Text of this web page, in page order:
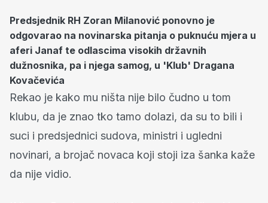
Predsjednik RH Zoran Milanović ponovno je
odgovarao na novinarska pitanja o puknuću mjera u
aferi Janaf te odlascima visokih državnih
dužnosnika, pa i njega samog, u 'Klub' Dragana
Kovačevića
Rekao je kako mu ništa nije bilo čudno u tom
klubu, da je znao tko tamo dolazi, da su to bili i
suci i predsjednici sudova, ministri i ugledni
novinari, a brojač novaca koji stoji iza šanka kaže
da nije vidio.